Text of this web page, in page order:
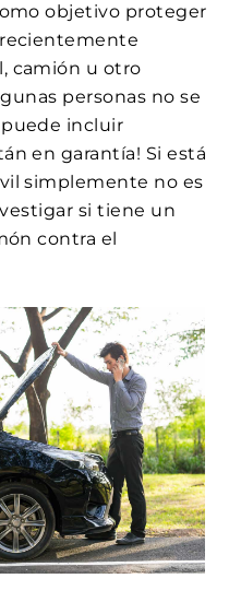
objetivo proteger
camión u otro
personas no se
incluir
en garantía! Si está
simplemente no es
si tiene un
contra el